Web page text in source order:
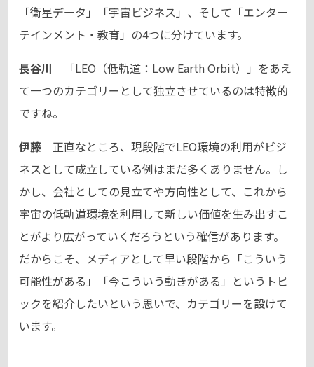
「衛星データ」「宇宙ビジネス」、そして「エンター
テインメント・教育」の4つに分けています。
長谷川 「LEO（低軌道：Low Earth Orbit）」をあえ
て一つのカテゴリーとして独立させているのは特徴的
ですね。
伊藤 正直なところ、現段階でLEO環境の利用がビジ
ネスとして成立している例はまだ多くありません。し
かし、会社としての見立てや方向性として、これから
宇宙の低軌道環境を利用して新しい価値を生み出すこ
とがより広がっていくだろうという確信があります。
だからこそ、メディアとして早い段階から「こういう
可能性がある」「今こういう動きがある」というトピ
ックを紹介したいという思いで、カテゴリーを設けて
います。